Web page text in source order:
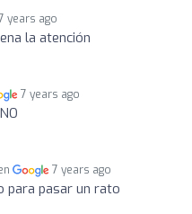
years ago
la atención
7 years ago
7 years ago
para pasar un rato